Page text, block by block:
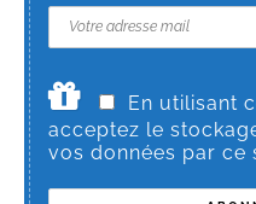
En utilisant
acceptez le
vos données par ce